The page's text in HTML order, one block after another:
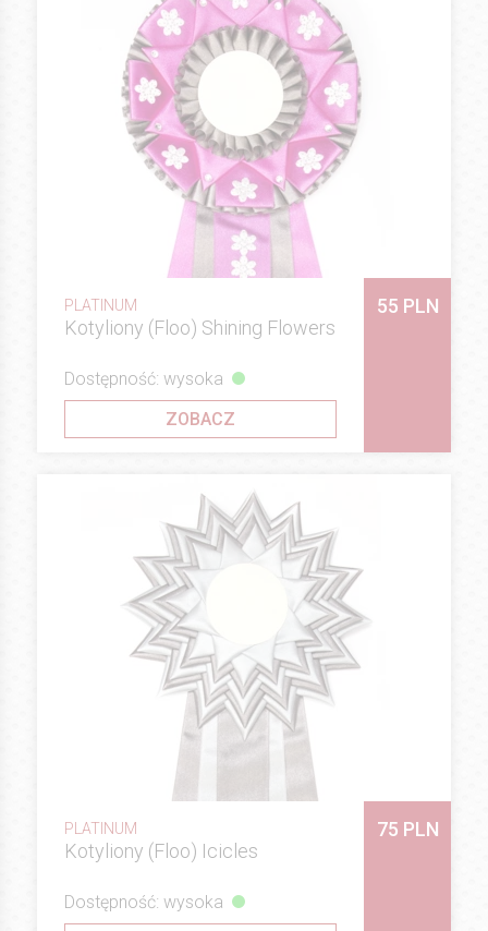
PLATINUM
Kotyliony (Floo) Shining Flowers
55 PLN
Dostępność: wysoka
ZOBACZ
PLATINUM
Kotyliony (Floo) Icicles
75 PLN
Dostępność: wysoka